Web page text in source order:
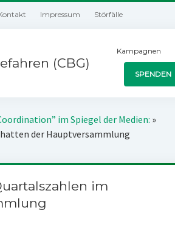
Impressum Störfälle
(CBG)
Kampagnen
SPENDEN
im Spiegel der Medien: »
der Hauptversammlung
im